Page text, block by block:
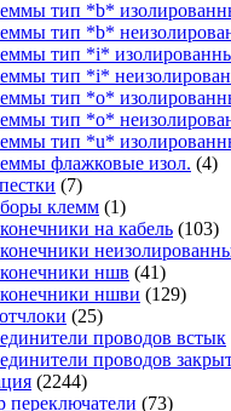
тип *b*
тип *b*
тип *i*
тип *i*
тип *o*
тип *o*
тип *u*
флажковые изол. (4)
(7)
клемм (1)
на кабель (103)
ншв (41)
ншви (129)
(25)
проводов встык
проводов
(2244)
переключатели (73)